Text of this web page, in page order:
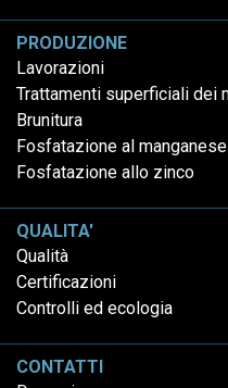
PRODUZIONE
Lavorazioni
Trattamenti superficiali dei
Brunitura
Fosfatazione al manganese
Fosfatazione allo zinco
QUALITA'
Qualità
Certificazioni
Controlli ed ecologia
CONTATTI